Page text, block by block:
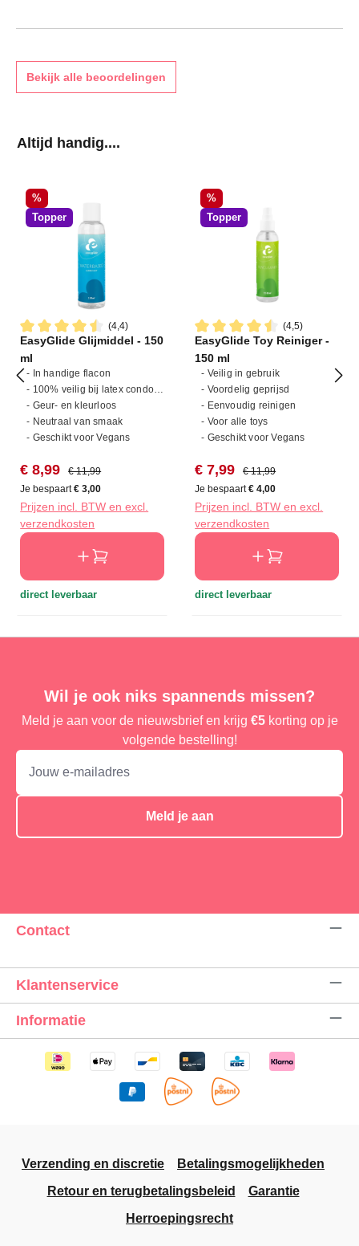
Bekijk alle beoordelingen
Productgalerij overslaan
Altijd handig....
Korting
%
Topper
(4,4)
Gemiddelde waardering van 4.4 van 5 sterren
EasyGlide Glijmiddel - 150
ml
- In handige flacon
- 100% veilig bij latex condooms
- Geur- en kleurloos
- Neutraal van smaak
- Geschikt voor Vegans
Verkoopprijs:
€ 8,99 Normale prijs:
€ 11,99
Je bespaart€ 3,00
Prijzen incl. BTW en excl.
verzendkosten
direct leverbaar
Korting
%
Topper
(4,5)
Gemiddelde waardering van
EasyGlide Toy Reiniger -
150 ml
- Veilig in gebruik
- Voordelig geprijsd
- Eenvoudig reinigen
- Voor alle toys
- Geschikt voor Vegans
Verkoopprijs:
€ 7,99 Normale prijs:
€ 11,99
Je bespaart€ 4,00
Prijzen incl. BTW en excl.
verzendkosten
direct leverbaar
Wil je ook niks spannends missen?
Meld je aan voor de nieuwsbrief en krijg €5korting op je
volgende bestelling!
Meld je aan
Contact
Klantenservice
Informatie
Verzending en discretie
Betalingsmogelijkheden
Retour en terugbetalingsbeleid
Garantie
Herroepingsrecht